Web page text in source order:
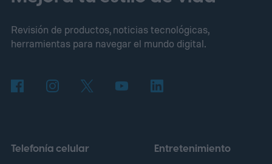
apagará España al atardecer
Revisión de productos, noticias tecnológicas,
herramientas para navegar el mundo digital.
Telefonía celular
Entretenimiento